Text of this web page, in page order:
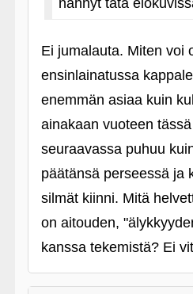
nähnyt tätä
Ei jumalauta. Miten voi
ensinlainatussa
enemmän asiaa kuin
ainakaan vuoteen
seuraavassa puhuu
päätänsä perseessä ja
silmät kiinni. Mitä
on aitouden,
kanssa tekemistä? Ei